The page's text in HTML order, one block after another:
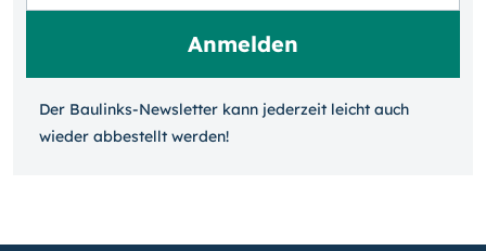
Der Baulinks-Newsletter kann jeder­zeit leicht auch
wieder ab­bestellt werden!